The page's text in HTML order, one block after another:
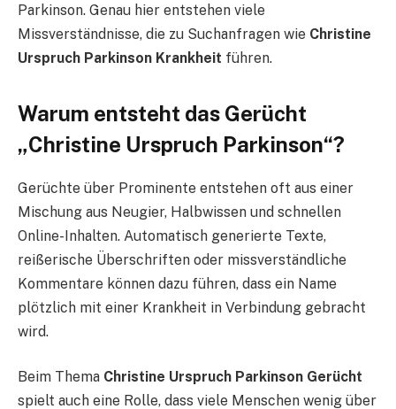
Parkinson. Genau hier entstehen viele
Missverständnisse, die zu Suchanfragen wie Christine
Urspruch Parkinson Krankheit führen.
Warum entsteht das Gerücht
„Christine Urspruch Parkinson“?
Gerüchte über Prominente entstehen oft aus einer
Mischung aus Neugier, Halbwissen und schnellen
Online-Inhalten. Automatisch generierte Texte,
reißerische Überschriften oder missverständliche
Kommentare können dazu führen, dass ein Name
plötzlich mit einer Krankheit in Verbindung gebracht
wird.
Beim Thema Christine Urspruch Parkinson Gerücht
spielt auch eine Rolle, dass viele Menschen wenig über